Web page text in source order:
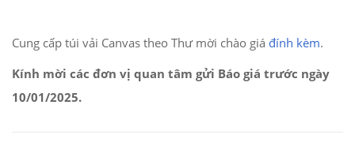
Cung cấp túi vải Canvas theo Thư mời chào giá đính kèm.
Kính mời các đơn vị quan tâm gửi Báo giá trước ngày
10/01/2025.